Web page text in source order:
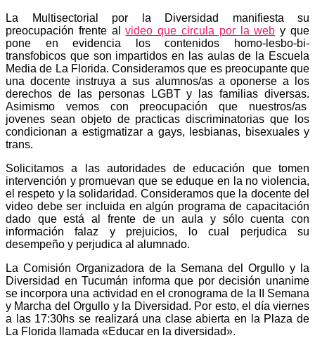
La Multisectorial por la Diversidad manifiesta su
preocupación frente alvideo que circula por la web y que
pone en evidencia los contenidos homo-lesbo-bi-
transfobicos que son impartidos en las aulas de la Escuela
Media de La Florida. Consideramos que es preocupante que
una docente instruya a sus alumnos/as a oponerse a los
derechos de las personas LGBT y las familias diversas.
Asimismo vemos con preocupación que nuestros/as
jovenes sean objeto de practicas discriminatorias que los
condicionan a estigmatizar a gays, lesbianas, bisexuales y
trans.
Solicitamos a las autoridades de educación que tomen
intervención y promuevan que se eduque en la no violencia,
el respeto y la solidaridad. Consideramos que la docente del
video debe ser incluida en algún programa de capacitación
dado que está al frente de un aula y sólo cuenta con
información falaz y prejuicios, lo cual perjudica su
desempeño y perjudica al alumnado.
La Comisión Organizadora de la Semana del Orgullo y la
Diversidad en Tucumán informa que por decisión unanime
se incorpora una actividad en el cronograma de la II Semana
y Marcha del Orgullo y la Diversidad. Por esto, el día viernes
a las 17:30hs se realizará una clase abierta en la Plaza de
La Florida llamada «Educar en la diversidad».